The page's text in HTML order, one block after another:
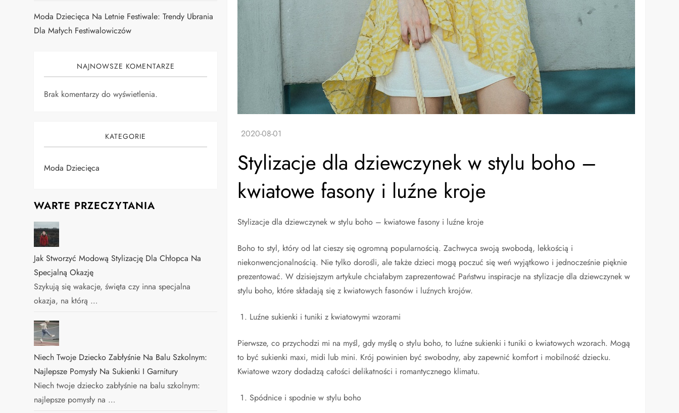
Stylizacje dla dziewczynek w stylu boho –
kwiatowe fasony i luźne kroje
Stylizacje dla dziewczynek w stylu boho – kwiatowe fasony i luźne kroje
Boho to styl, który od lat cieszy się ogromną popularnością. Zachwyca swoją swobodą, lekkością i
niekonwencjonalnością. Nie tylko dorośli, ale także dzieci mogą poczuć się weń wyjątkowo i jednocześnie pięknie
prezentować. W dzisiejszym artykule chciałabym zaprezentować Państwu inspiracje na stylizacje dla dziewczynek w
stylu boho, które składają się z kwiatowych fasonów i luźnych krojów.
Luźne sukienki i tuniki z kwiatowymi wzorami
Pierwsze, co przychodzi mi na myśl, gdy myślę o stylu boho, to luźne sukienki i tuniki o kwiatowych wzorach. Mogą
to być sukienki maxi, midi lub mini. Krój powinien być swobodny, aby zapewnić komfort i mobilność dziecku.
Kwiatowe wzory dodadzą całości delikatności i romantycznego klimatu.
Spódnice i spodnie w stylu boho
Moda Dziecięca Na Letnie Festiwale: Trendy Ubrania
Dla Małych Festiwalowiczów
NAJNOWSZE KOMENTARZE
Brak komentarzy do wyświetlenia.
KATEGORIE
Moda Dziecięca
WARTE PRZECZYTANIA
Jak Stworzyć Modową Stylizację Dla Chłopca Na
Specjalną Okazję
Szykują się wakacje, święta czy inna specjalna
okazja, na którą …
Niech Twoje Dziecko Zabłyśnie Na Balu Szkolnym:
Najlepsze Pomysły Na Sukienki I Garnitury
Niech twoje dziecko zabłyśnie na balu szkolnym:
najlepsze pomysły na …